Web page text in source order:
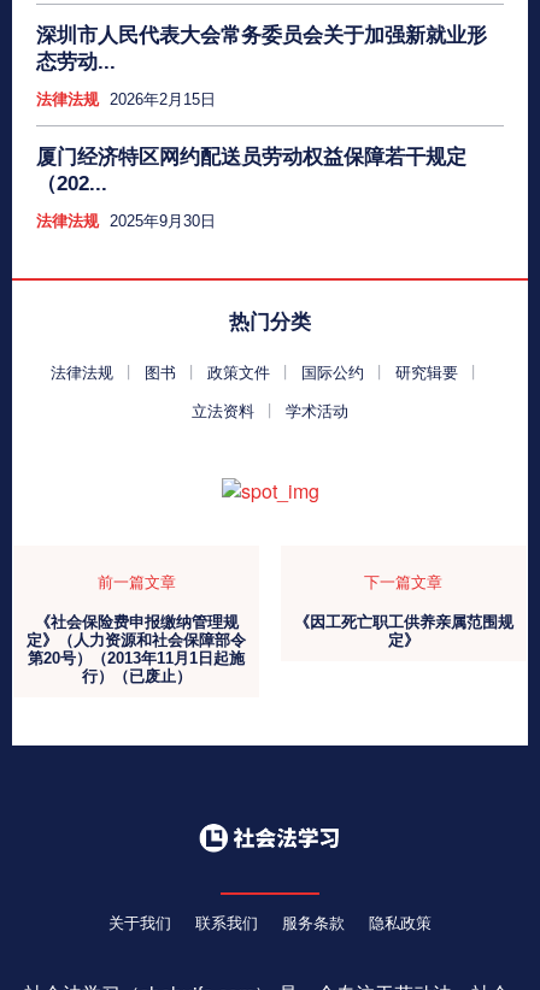
深圳市人民代表大会常务委员会关于加强新就业形
态劳动...
法律法规 2026年2月15日
厦门经济特区网约配送员劳动权益保障若干规定
（202...
法律法规 2025年9月30日
热门分类
法律法规 图书 政策文件 国际公约 研究辑要
立法资料 学术活动
前一篇文章
《社会保险费申报缴纳管理规
定》（人力资源和社会保障部令
第20号）（2013年11月1日起施
行）（已废止）
下一篇文章
《因工死亡职工供养亲属范围规
定》
关于我们 联系我们 服务条款 隐私政策